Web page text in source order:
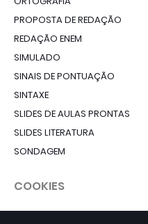
PROPOSTA DE REDAÇÃO
REDAÇÃO ENEM
SIMULADO
SINAIS DE PONTUAÇÃO
SINTAXE
SLIDES DE AULAS PRONTAS
SLIDES LITERATURA
SONDAGEM
COOKIES